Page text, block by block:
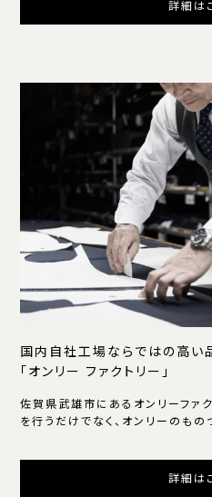
詳細は
国内自社工場ならではの高い
「オンリー ファクトリー」
佐賀県武雄市にあるオンリーファ
を行うだけでなく、オンリーのもの
詳細は